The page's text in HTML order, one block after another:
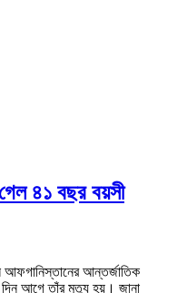
৪১ বছর বয়সী
আফগানিস্তানের আন্তর্জাতিক
দিন আগে তাঁর মৃত্যু হয়। জানা